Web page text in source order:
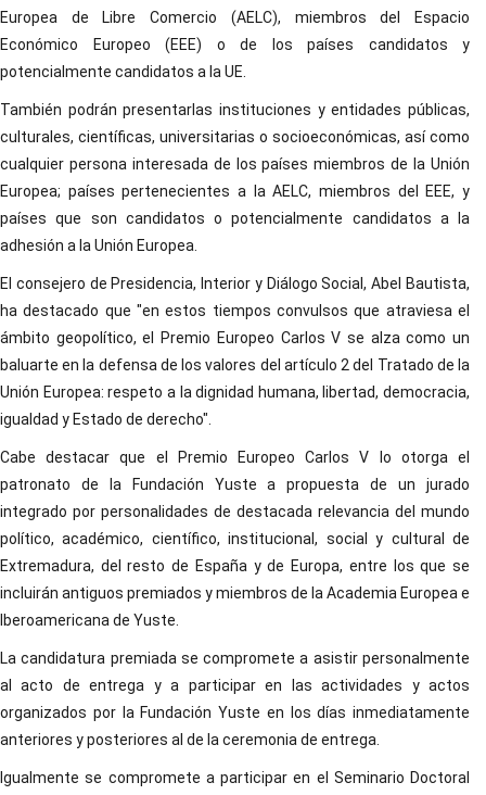
Europea de Libre Comercio (AELC), miembros del Espacio
Económico Europeo (EEE) o de los países candidatos y
potencialmente candidatos a la UE.
También podrán presentarlas instituciones y entidades públicas,
culturales, científicas, universitarias o socioeconómicas, así como
cualquier persona interesada de los países miembros de la Unión
Europea; países pertenecientes a la AELC, miembros del EEE, y
países que son candidatos o potencialmente candidatos a la
adhesión a la Unión Europea.
El consejero de Presidencia, Interior y Diálogo Social, Abel Bautista,
ha destacado que "en estos tiempos convulsos que atraviesa el
ámbito geopolítico, el Premio Europeo Carlos V se alza como un
baluarte en la defensa de los valores del artículo 2 del Tratado de la
Unión Europea: respeto a la dignidad humana, libertad, democracia,
igualdad y Estado de derecho".
Cabe destacar que el Premio Europeo Carlos V lo otorga el
patronato de la Fundación Yuste a propuesta de un jurado
integrado por personalidades de destacada relevancia del mundo
político, académico, científico, institucional, social y cultural de
Extremadura, del resto de España y de Europa, entre los que se
incluirán antiguos premiados y miembros de la Academia Europea e
Iberoamericana de Yuste.
La candidatura premiada se compromete a asistir personalmente
al acto de entrega y a participar en las actividades y actos
organizados por la Fundación Yuste en los días inmediatamente
anteriores y posteriores al de la ceremonia de entrega.
Igualmente se compromete a participar en el Seminario Doctoral